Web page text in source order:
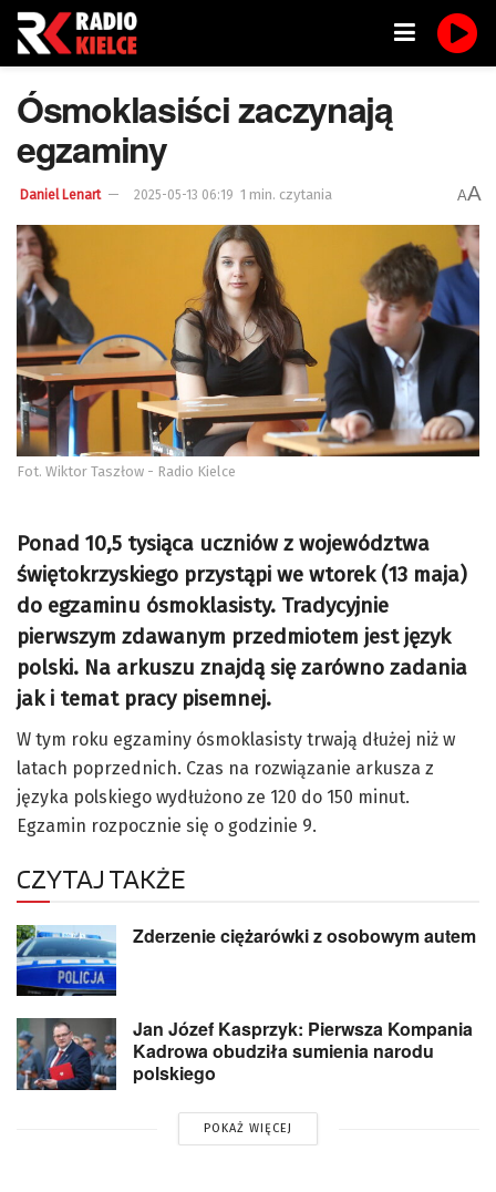
Ósmoklasiści zaczynają
egzaminy
Daniel Lenart 2025-05-13 06:19 1 min. czytania AA
Fot. Wiktor Taszłow - Radio Kielce
Ponad 10,5 tysiąca uczniów z województwa
świętokrzyskiego przystąpi we wtorek (13 maja)
do egzaminu ósmoklasisty. Tradycyjnie
pierwszym zdawanym przedmiotem jest język
polski. Na arkuszu znajdą się zarówno zadania
jak i temat pracy pisemnej.
W tym roku egzaminy ósmoklasisty trwają dłużej niż w
latach poprzednich. Czas na rozwiązanie arkusza z
języka polskiego wydłużono ze 120 do 150 minut.
Egzamin rozpocznie się o godzinie 9.
CZYTAJ TAKŻE
Zderzenie ciężarówki z osobowym autem
Jan Józef Kasprzyk: Pierwsza Kompania
Kadrowa obudziła sumienia narodu
polskiego
POKAŻ WIĘCEJ